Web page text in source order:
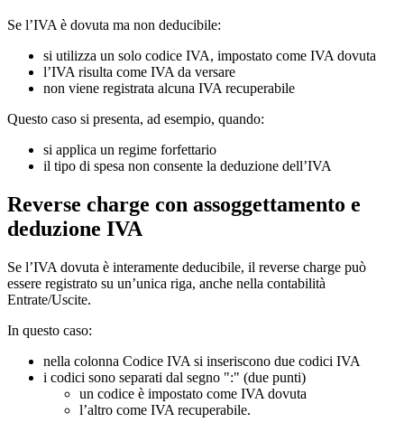
Se l’IVA è dovuta ma non deducibile:
si utilizza un solo codice IVA, impostato come IVA dovuta
l’IVA risulta come IVA da versare
non viene registrata alcuna IVA recuperabile
Questo caso si presenta, ad esempio, quando:
si applica un regime forfettario
il tipo di spesa non consente la deduzione dell’IVA
Reverse charge con assoggettamento e
deduzione IVA
Se l’IVA dovuta è interamente deducibile, il reverse charge può
essere registrato su un’unica riga, anche nella contabilità
Entrate/Uscite.
In questo caso:
nella colonna Codice IVA si inseriscono due codici IVA
i codici sono separati dal segno ":" (due punti)
un codice è impostato come IVA dovuta
l’altro come IVA recuperabile.